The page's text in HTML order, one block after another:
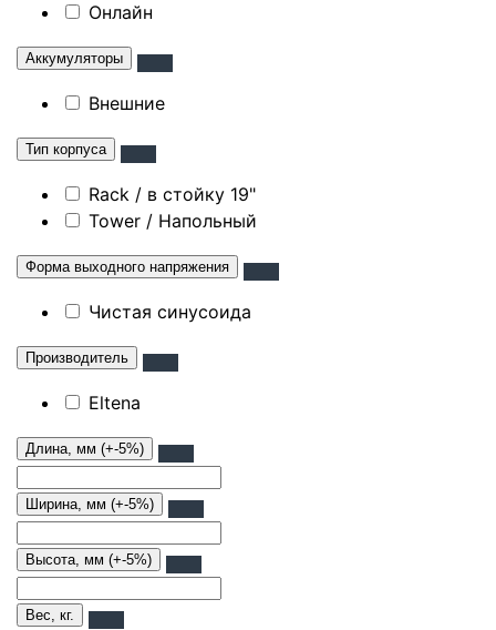
Онлайн
Аккумуляторы
Внешние
Тип корпуса
Rack / в стойку 19"
Tower / Напольный
Форма выходного напряжения
Чистая синусоида
Производитель
Eltena
Длина, мм (+-5%)
Ширина, мм (+-5%)
Высота, мм (+-5%)
Вес, кг.